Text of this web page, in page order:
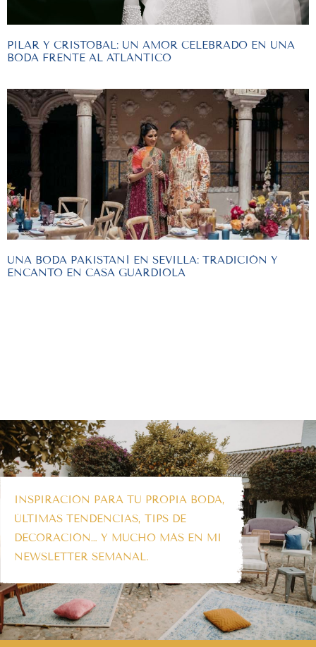
PILAR Y CRISTOBAL: UN AMOR CELEBRADO EN UNA
BODA FRENTE AL ATLÁNTICO
UNA BODA PAKISTANÍ EN SEVILLA: TRADICIÓN Y
ENCANTO EN CASA GUARDIOLA
INSPIRACIÓN PARA TU PROPIA BODA,
ÚLTIMAS TENDENCIAS, TIPS DE
DECORACIÓN… Y MUCHO MÁS EN MI
NEWSLETTER SEMANAL.